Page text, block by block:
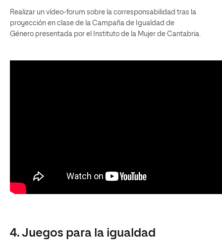
Realizar un vídeo-forum sobre la corresponsabilidad tras la
proyección en clase de la Campaña de Igualdad de
Género presentada por el Instituto de la Mujer de Cantabria.
4. Juegos para la igualdad